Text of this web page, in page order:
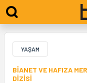
YAŞAM
BİANET VE HAFIZA
DİZİSİ